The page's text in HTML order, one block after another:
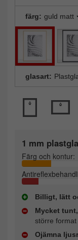
färg: guld matt
glasart:
1 mm
Färg och kontur:
Billigt, lätt
Mycket
större
Ojämna